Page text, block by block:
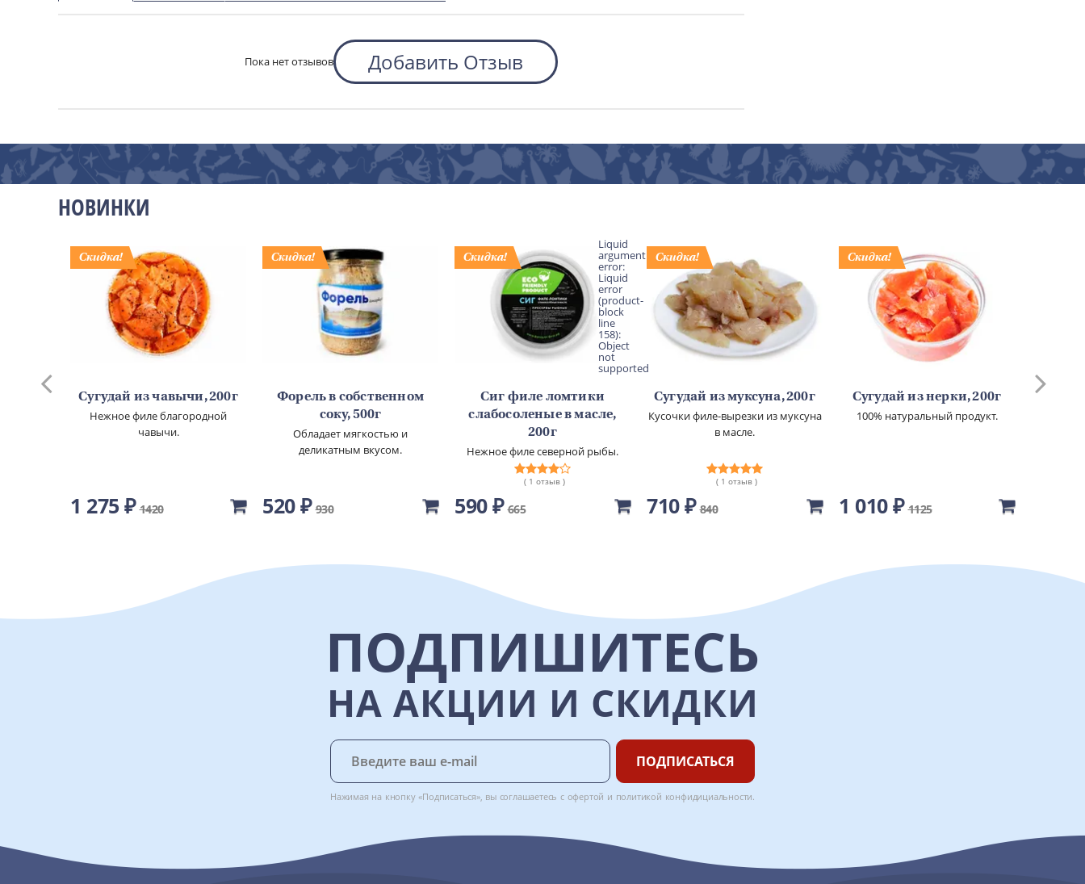
Пока нет отзывов Добавить Отзыв
НОВИНКИ
Сугудай из чавычи, 200г
Нежное филе благородной
чавычи.
1 275 ₽ 1420
Форель в собственном
соку, 500г
Обладает мягкостью и
деликатным вкусом.
520 ₽ 930
Liquid
argument
error:
Liquid
error
(product-
block
line
158):
Object
not
supported
Сиг филе ломтики
слабосоленые в масле,
200г
Нежное филе северной рыбы.
( 1 отзыв )
590 ₽ 665
Сугудай из муксуна, 200г
Кусочки филе-вырезки из муксуна
в масле.
( 1 отзыв )
710 ₽ 840
Сугудай из нерки, 200г
100% натуральный продукт.
1 010 ₽ 1125
ПОДПИШИТЕСЬ
НА АКЦИИ И СКИДКИ
ПОДПИСАТЬСЯ
Нажимая на кнопку «Подписаться», вы соглашаетесь с офертой и политикой конфидициальности.